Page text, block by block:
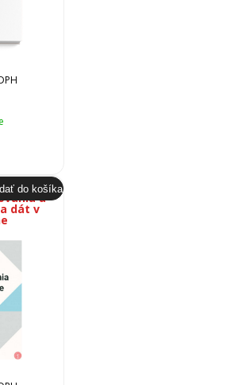
a
dát v